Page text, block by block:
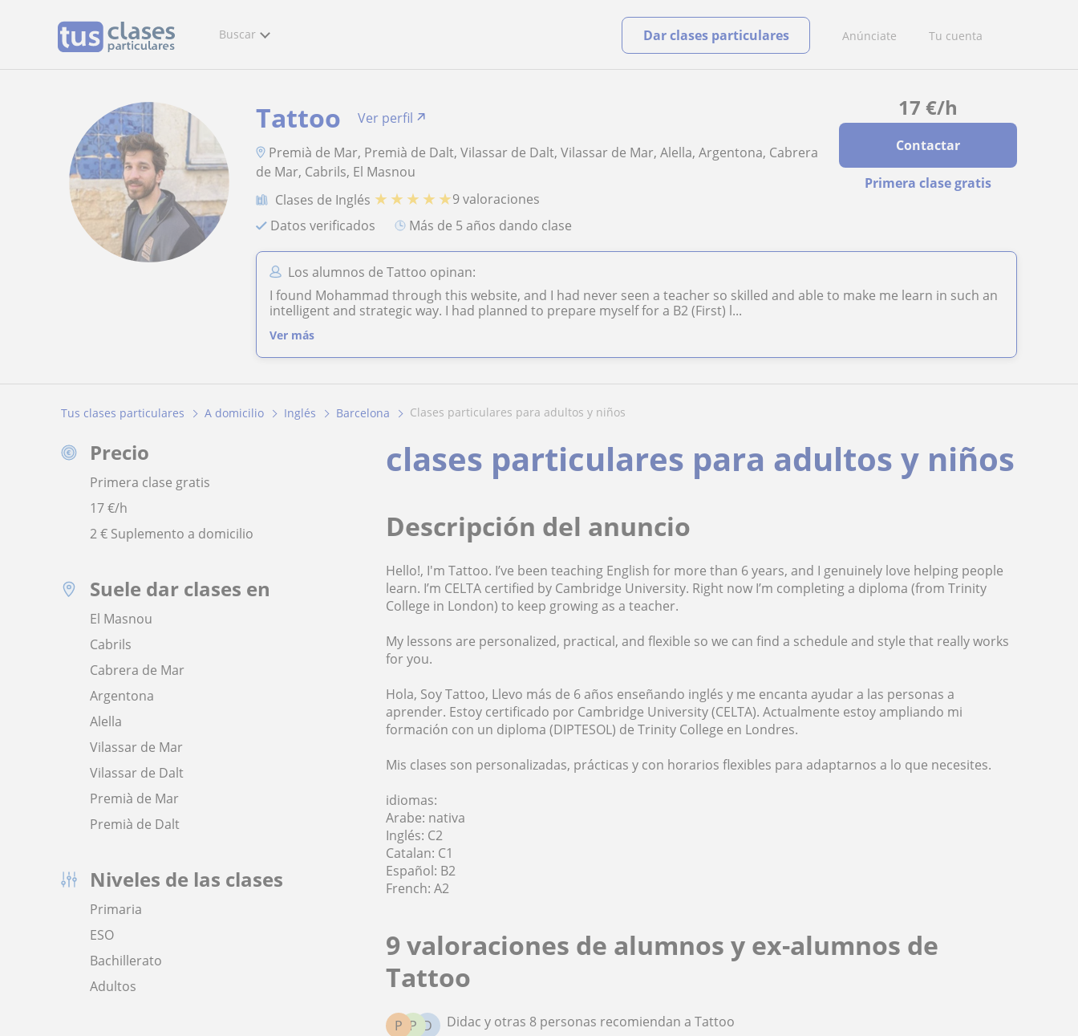
Buscar Anúnciate Tu cuenta
Dar clases particulares
17 €/h
Contactar
Primera clase gratis
Tattoo
Ver perfil
Premià de Mar, Premià de Dalt, Vilassar de Dalt, Vilassar de Mar, Alella, Argentona, Cabrera
de Mar, Cabrils, El Masnou
Clases de Inglés ★ ★ ★ ★ ★9 valoraciones
Datos verificados
más de 5 años dando clase
Los alumnos de Tattoo opinan:
I found Mohammad through this website, and I had never seen a teacher so skilled and able to make me learn in such an
intelligent and strategic way. I had planned to prepare myself for a B2 (First) l...
Ver más
Tus clases particulares A domicilio Inglés Barcelona clases particulares para adultos y niños
Precio
Primera clase gratis
17€/h
2 € Suplemento a domicilio
Suele dar clases en
El Masnou
Cabrils
Cabrera de Mar
Argentona
Alella
Vilassar de Mar
Vilassar de Dalt
Premià de Mar
Premià de Dalt
Niveles de las clases
Primaria
ESO
Bachillerato
Adultos
clases particulares para adultos y niños
Descripción del anuncio
Hello!, I'm Tattoo. I’ve been teaching English for more than 6 years, and I genuinely love helping people
learn. I’m CELTA certified by Cambridge University. Right now I’m completing a diploma (from Trinity
College in London) to keep growing as a teacher.
My lessons are personalized, practical, and flexible so we can find a schedule and style that really works
for you.
Hola, Soy Tattoo, Llevo más de 6 años enseñando inglés y me encanta ayudar a las personas a
aprender. Estoy certificado por Cambridge University (CELTA). Actualmente estoy ampliando mi
formación con un diploma (DIPTESOL) de Trinity College en Londres.
Mis clases son personalizadas, prácticas y con horarios flexibles para adaptarnos a lo que necesites.
idiomas:
Arabe: nativa
Inglés: C2
Catalan: C1
Español: B2
French: A2
9 valoraciones de alumnos y ex-alumnos de
Tattoo
D
P
P Didac y otras 8 personas recomiendan a Tattoo